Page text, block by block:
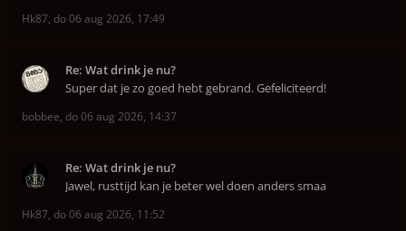
Hk87, do 06 aug 2026, 17:49
Re: Wat drink je nu?
Super dat je zo goed hebt gebrand. Gefeliciteerd!
bobbee, do 06 aug 2026, 14:37
Re: Wat drink je nu?
Jawel, rusttijd kan je beter wel doen anders smaa
Hk87, do 06 aug 2026, 11:52